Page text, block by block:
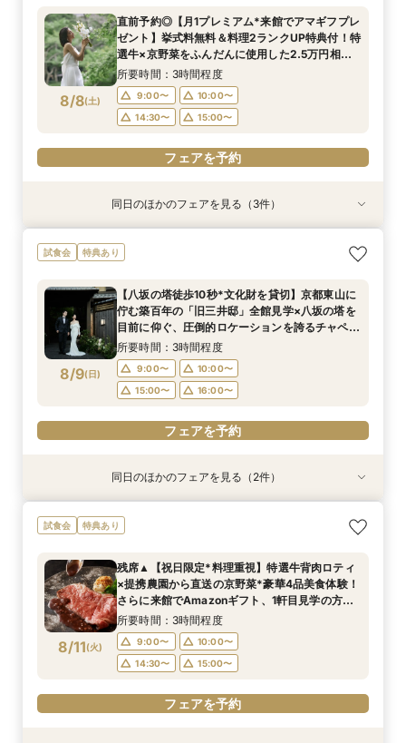
8/7(金)
定の特典付リニューアル記念フェア◎
所要時間：3時間程度
11:00〜
14:00〜
16:00〜
17:00〜
フェアを予約
8/7(金)
所要時間：3時間程度
11:00〜
14:00〜
16:00〜
17:00〜
フェアを予約
8/8(土)
直前予約◎【月1プレミアム*来館でアマギフプレ
ゼント】挙式料無料＆料理2ランクUP特典付！特
選牛×京野菜をふんだんに使用した2.5万円相当
の豪華4品ハーフコース無料試食付◎初めての見
学にオススメ◎
所要時間：3時間程度
9:00〜
10:00〜
14:30〜
15:00〜
フェアを予約
特典あり
8/8( 土 )
【初見学でも安心】気軽に見学◎結婚式準備ス
タートフェア
9:00〜
10:00〜
14:30〜
15:00〜
フェアを予約
特典あり
8/8( 土 )
【少人数*おもてなし重視の方*必見】6名～
OK！少人数婚相談会◆八坂の塔に誓う挙式会場
おもてなし体験フェア
所要時間：3時間程度
9:00〜
10:00〜
14:30〜
15:00〜
フェアを予約
特典あり
8/8( 土 )
【当館人気No.1】おもてなし重視の方にオススメ
◎「特選牛背肉のロティ―」や八芳園伝統料理
フェア
所要時間：3時間程度
9:00〜
10:00〜
14:30〜
15:00〜
フェアを予約
同日のほかのフェアを見る（3件）
試食会 特典あり
8/9(日)
【八坂の塔徒歩10秒*文化財を貸切】京都東山に
佇む築百年の「旧三井邸」全館見学×八坂の塔を
目前に仰ぐ、圧倒的ロケーションを誇るチャペル
での入場体験◎さらに豪華4品試食付！
所要時間：3時間程度
9:00〜
10:00〜
15:00〜
16:00〜
フェアを予約
特典あり
8/9(日)
【初見学でも安心】気軽に見学◎結婚式準備ス
タートフェア
9:00〜
10:00〜
15:00〜
16:00〜
フェアを予約
特典あり
8/9(日)
【少人数*おもてなし重視の方*必見】八坂の塔に
誓う挙式×実際のご婚礼料理ハーフコース試食で
所要時間：3時間程度
9:00〜
10:00〜
15:00〜
16:00〜
フェアを予約
同日のほかのフェアを見る（2件）
試食会 特典あり
8/11(火)
残席▲【祝日限定*料理重視】特選牛背肉ロティ
×提携農園から直送の京野菜*豪華4品美食体験！
さらに来館でAmazonギフト、1軒目見学の方は
ご成約で挙式料無料＆料理2ランクUP特典付◎
所要時間：3時間程度
9:00〜
10:00〜
14:30〜
15:00〜
フェアを予約